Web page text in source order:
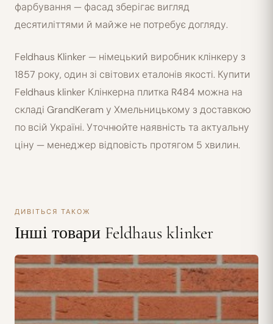
фарбування — фасад зберігає вигляд
десятиліттями й майже не потребує догляду.
Feldhaus Klinker — німецький виробник клінкеру з
1857 року, один зі світових еталонів якості. Купити
Feldhaus klinker Клінкерна плитка R484 можна на
складі GrandKeram у Хмельницькому з доставкою
по всій Україні. Уточнюйте наявність та актуальну
ціну — менеджер відповість протягом 5 хвилин.
ДИВІТЬСЯ ТАКОЖ
Інші товари Feldhaus klinker